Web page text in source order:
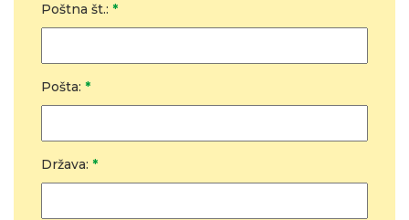
Poštna št.: *
Pošta: *
Država: *